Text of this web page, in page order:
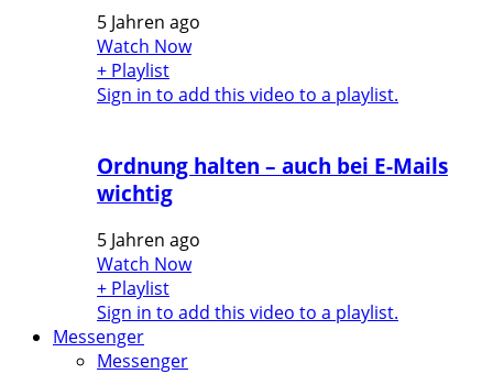
5 Jahren ago
Watch Now
+ Playlist
Sign in to add this video to a playlist.
Ordnung halten – auch bei E-Mails
wichtig
5 Jahren ago
Watch Now
+ Playlist
Sign in to add this video to a playlist.
Messenger
Messenger